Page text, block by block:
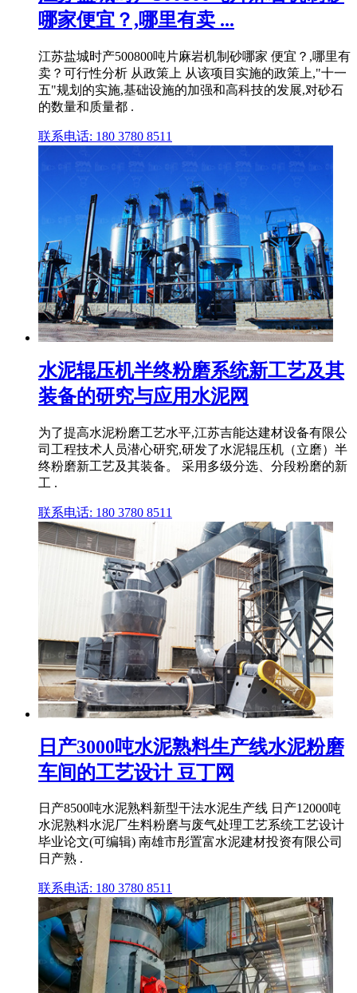
哪家便宜？,哪里有卖 ...
江苏盐城时产500800吨片麻岩机制砂哪家 便宜？,哪里有
卖？可行性分析 从政策上 从该项目实施的政策上,"十一
五"规划的实施,基础设施的加强和高科技的发展,对砂石
的数量和质量都 .
联系电话: 180 3780 8511
水泥辊压机半终粉磨系统新工艺及其
装备的研究与应用水泥网
为了提高水泥粉磨工艺水平,江苏吉能达建材设备有限公
司工程技术人员潜心研究,研发了水泥辊压机（立磨）半
终粉磨新工艺及其装备。 采用多级分选、分段粉磨的新
工 .
联系电话: 180 3780 8511
日产3000吨水泥熟料生产线水泥粉磨
车间的工艺设计 豆丁网
日产8500吨水泥熟料新型干法水泥生产线 日产12000吨
水泥熟料水泥厂生料粉磨与废气处理工艺系统工艺设计
毕业论文(可编辑) 南雄市彤置富水泥建材投资有限公司
日产熟 .
联系电话: 180 3780 8511